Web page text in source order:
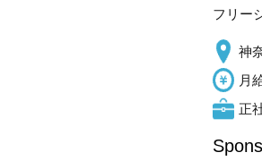
フリー
神
月
正